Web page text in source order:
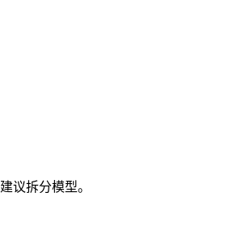
议拆分模型。